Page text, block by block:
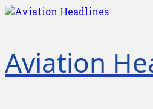
Skip
Aviation